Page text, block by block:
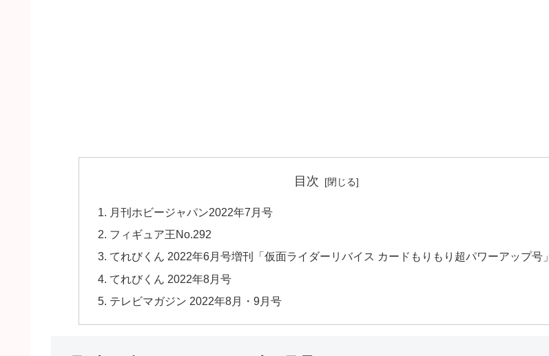
目次
月刊ホビージャパン2022年7月号
フィギュア王No.292
てれびくん 2022年6月号増刊「仮面ライダーリバイス カードもりもり超パワーアップ号」
てれびくん 2022年8月号
テレビマガジン 2022年8月・9月号